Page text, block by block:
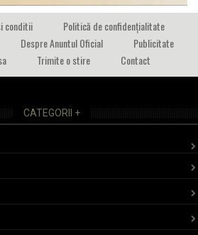
conditii
Politică de confidențialitate
Despre Anuntul Oficial
Publicitate
Trimite o stire Contact
CATEGORII +